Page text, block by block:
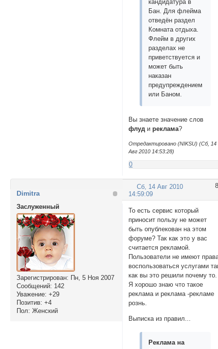
кандидатура в
Бан. Для флейма
отведён раздел
Комната отдыха.
Флейм в других
разделах не
приветствуется и
может быть
наказан
предупреждением
или Баном.
Вы знаете значение слов
флуд иреклама?
Отредактировано (NIKSU) (Сб, 14
Авг 2010 14:53:28)
0
8
Сб, 14 Авг 2010
14:59:09
Dimitra
Заслуженный
Зарегистрирован: Пн, 5 Ноя 2007
Сообщений: 142
Уважение: +29
Позитив: +4
Пол: Женский
То есть сервис который
приносит пользу не может
быть опублекован на этом
форуме? Так как это у вас
считается рекламой.
Пользователи не имеют
воспользоваться услугами
как вы это решили почему то.
Я хорошо знаю что такое
реклама и реклама -рекламе
рознь.
Выписка из правил...
Реклама на